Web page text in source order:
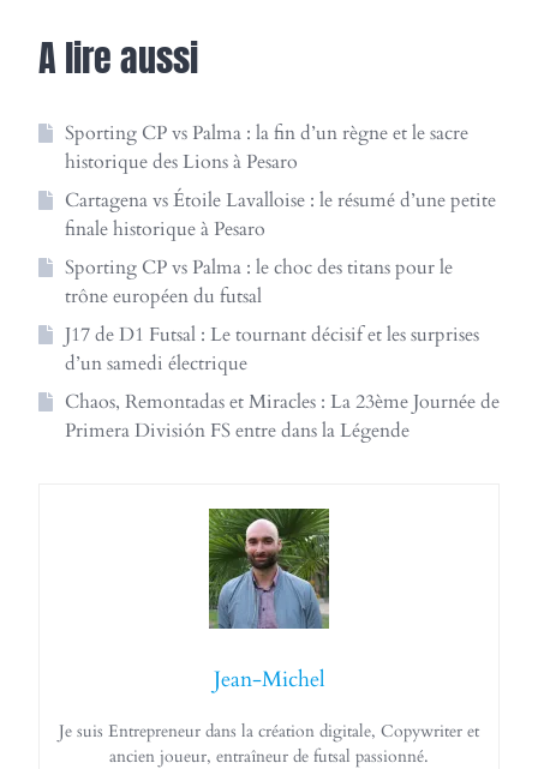
A lire aussi
Sporting CP vs Palma : la fin d’un règne et le sacre
historique des Lions à Pesaro
Cartagena vs Étoile Lavalloise : le résumé d’une petite
finale historique à Pesaro
Sporting CP vs Palma : le choc des titans pour le
trône européen du futsal
J17 de D1 Futsal : Le tournant décisif et les surprises
d’un samedi électrique
Chaos, Remontadas et Miracles : La 23ème Journée de
Primera División FS entre dans la Légende
Jean-Michel
Je suis Entrepreneur dans la création digitale, Copywriter et
ancien joueur, entraîneur de futsal passionné.